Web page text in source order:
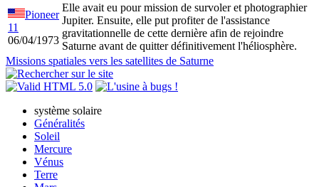
Pioneer
11
06/04/1973
Elle avait eu pour mission de survoler et photographier
Jupiter. Ensuite, elle put profiter de l'assistance
gravitationnelle de cette dernière afin de rejoindre
Saturne avant de quitter définitivement l'héliosphère.
Missions spatiales vers les satellites de Saturne
système solaire
Généralités
Soleil
Mercure
Vénus
Terre